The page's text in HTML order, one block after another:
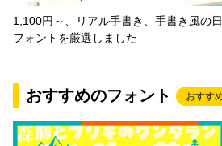
1,100円～、リアル手書き、手書き風の
フォントを厳選しました
おすすめのフォント おすす